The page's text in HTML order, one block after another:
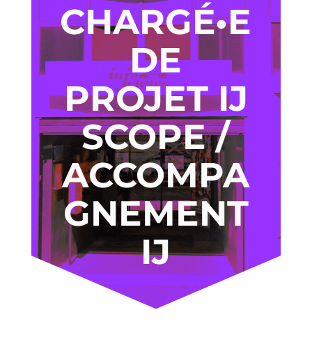
CHARGÉ•E
DE
PROJET IJ
SCOPE /
ACCOMPA
GNEMENT
IJ